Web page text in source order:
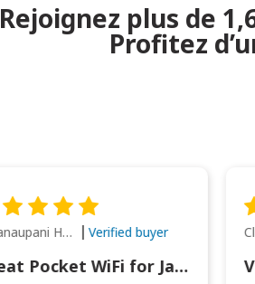
Rejoignez plus de
Profitez
Whanaupani Henry Joseph Macown Verified buyer
Great Pocket WiFi for Japan Travel